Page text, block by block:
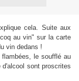
cela. Suite aux
au vin" sur la carte
vin dedans !
le soufflé au
sont proscrites